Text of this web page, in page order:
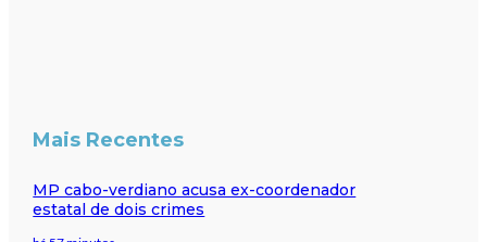
Mais Recentes
MP cabo-verdiano acusa ex-coordenador
estatal de dois crimes